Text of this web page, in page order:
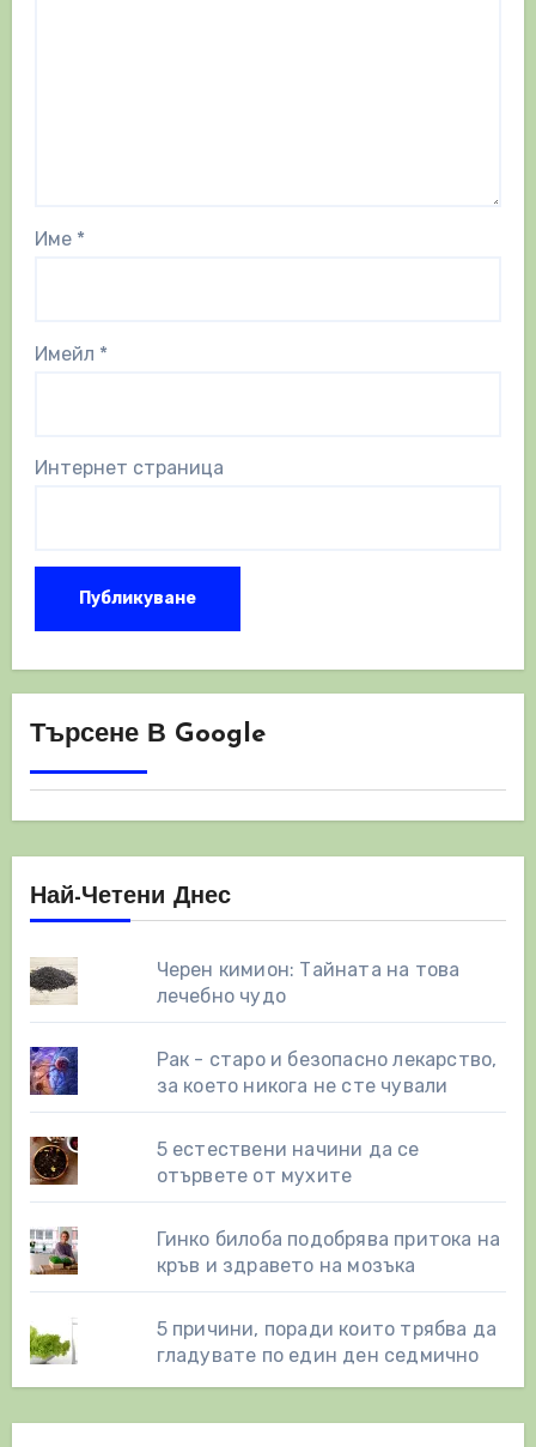
Име *
Имейл *
Интернет страница
Търсене В Google
Най-Четени Днес
Черен кимион: Тайната на това
лечебно чудо
Рак - старо и безопасно лекарство,
за което никога не сте чували
5 естествени начини да се
отървете от мухите
Гинко билоба подобрява притока на
кръв и здравето на мозъка
5 причини, поради които трябва да
гладувате по един ден седмично